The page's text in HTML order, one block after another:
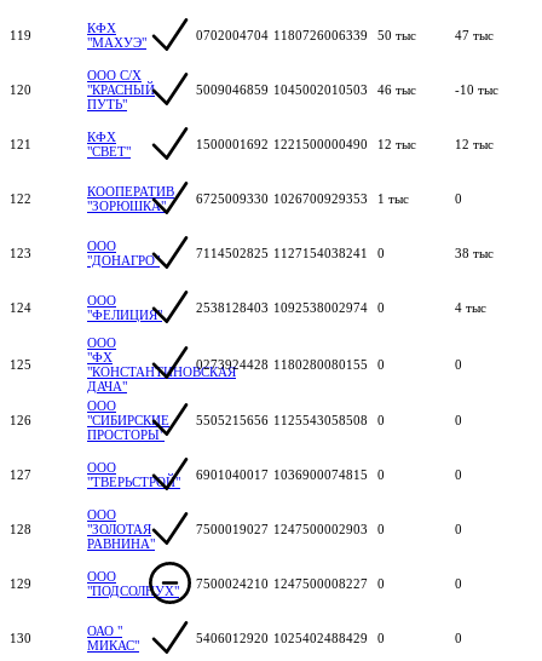
119
КФХ
"МАХУЭ"
0702004704 1180726006339 50 тыс 47 тыс
120
ООО С/Х
"КРАСНЫЙ
ПУТЬ"
5009046859 1045002010503 46 тыс -10 тыс
121
КФХ
"СВЕТ"
1500001692 1221500000490 12 тыс 12 тыс
122
КООПЕРАТИВ
"ЗОРЮШКА"
6725009330 1026700929353 1 тыс 0
123
ООО
"ДОНАГРО"
7114502825 1127154038241 0 38 тыс
124
ООО
"ФЕЛИЦИЯ"
2538128403 1092538002974 0 4 тыс
125
ООО
"ФХ
"КОНСТАНТИНОВСКАЯ
ДАЧА"
0273924428 1180280080155 0 0
126
ООО
"СИБИРСКИЕ
ПРОСТОРЫ"
5505215656 1125543058508 0 0
127
ООО
"ТВЕРЬСТРОЙ"
6901040017 1036900074815 0 0
128
ООО
"ЗОЛОТАЯ
РАВНИНА"
7500019027 1247500002903 0 0
129
ООО
"ПОДСОЛНУХ"
7500024210 1247500008227 0 0
130
ОАО "
МИКАС"
5406012920 1025402488429 0 0